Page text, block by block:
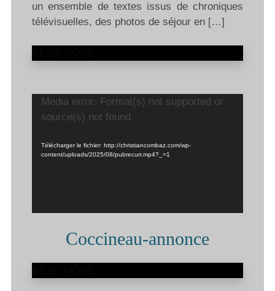
un ensemble de textes issus de chroniques
télévisuelles, des photos de séjour en […]
Lecteur
vidéo
Media error: Format(s) not supported or
source(s) not found
Télécharger le fichier: http://christiancombaz.com/wp-
content/uploads/2025/08/pubrecurr.mp4?_=1
Coccineau-annonce